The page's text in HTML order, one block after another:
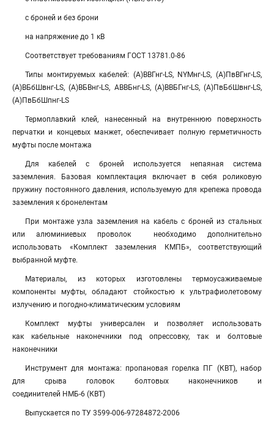
с броней и без брони
на напряжение до 1 кВ
Соответствует требованиям ГОСТ 13781.0-86
Типы монтируемых кабелей: (А)ВВГнг-LS, NYMнг-LS, (А)ПвВГнг-LS,
(А)ВБбШвнг-LS, (А)ВБВнг-LS, АВВБнг-LS, (А)ВВБГнг-LS, (А)ПвБбШвнг-LS,
(А)ПвБбШпнг-LS
Термоплавкий клей, нанесенный на внутреннюю поверхность
перчатки и концевых манжет, обеспечивает полную герметичность
муфты после монтажа
Для кабелей с броней используется непаяная система
заземления. Базовая комплектация включает в себя роликовую
пружину постоянного давления, используемую для крепежа провода
заземления к бронелентам
При монтаже узла заземления на кабель с броней из стальных
или алюминиевых проволок необходимо дополнительно
использовать «Комплект заземления КМПБ», соответствующий
выбранной муфте.
Материалы, из которых изготовлены термоусаживаемые
компоненты муфты, обладают стойкостью к ультрафиолетовому
излучению и погодно-климатическим условиям
Комплект муфты универсален и позволяет использовать
как кабельные наконечники под опрессовку, так и болтовые
наконечники
Инструмент для монтажа: пропановая горелка ПГ (КВТ), набор
для срыва головок болтовых наконечников и
соединителей НМБ-6 (КВТ)
Выпускается по ТУ 3599-006-97284872-2006